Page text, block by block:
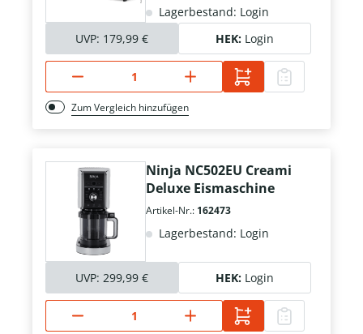
Lagerbestand: Login
UVP: 179,99 € HEK: Login
Zum Vergleich hinzufügen
Ninja NC502EU Creami
Deluxe Eismaschine
Artikel-Nr.: 162473
Lagerbestand: Login
UVP: 299,99 € HEK: Login